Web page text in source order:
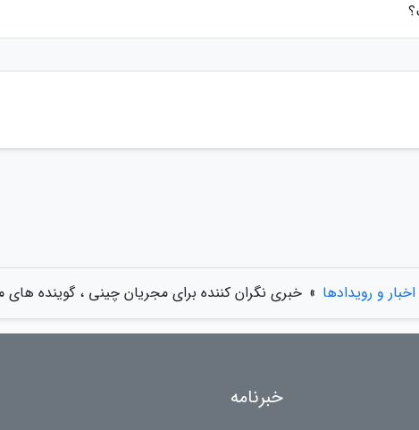
اخبار و رویدادها » خبری نگران کننده برای مجریان چینی ، گوینده
خبرنامه